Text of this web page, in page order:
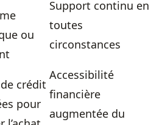
ou
Support continu en
toutes
circonstances
crédit
pour
Accessibilité
financière
augmentée du